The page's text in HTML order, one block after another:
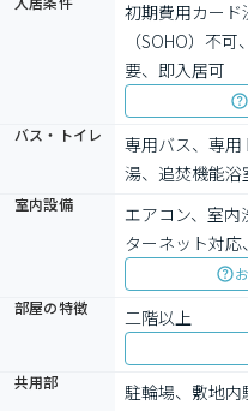
初期費用カー
（SOHO）不
要、即入居可
バス・トイレ
専用バス、専
湯、追焚機能浴
室内設備
エアコン、室内
ターネット対
部屋の特徴
二階以上
共用部
駐輪場、敷地内